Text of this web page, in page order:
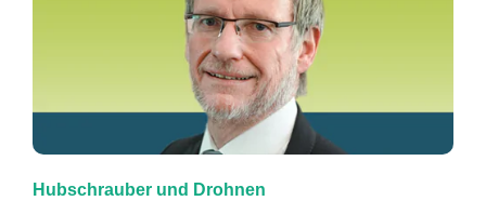
Hubschrauber und Drohnen